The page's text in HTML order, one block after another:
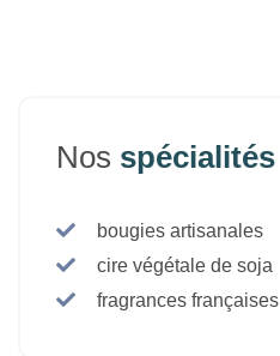
Nos spécialités
bougies artisanales
cire végétale de soja
fragrances françaises